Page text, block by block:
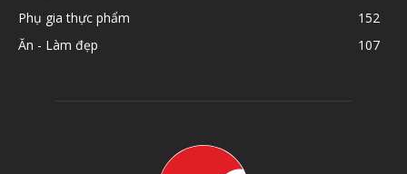
Phụ gia thực phẩm
152
Ăn - Làm đẹp
107